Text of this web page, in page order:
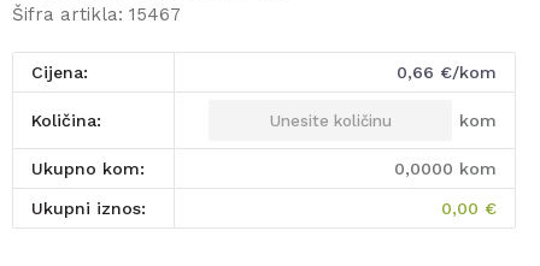
Šifra artikla: 15467
Cijena: 0,66 €/kom
Količina: kom
Ukupno kom: 0,0000 kom
Ukupni iznos: 0,00 €